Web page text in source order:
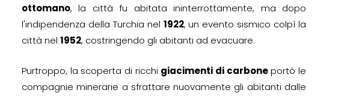
ottomano, la città fu abitata ininterrottamente, ma dopo
l'indipendenza della Turchia nel 1922, un evento sismico colpì la
città nel 1952, costringendo gli abitanti ad evacuare.
Purtroppo, la scoperta di ricchi giacimenti di carboneportò le
compagnie minerarie a sfrattare nuovamente gli abitanti dalle